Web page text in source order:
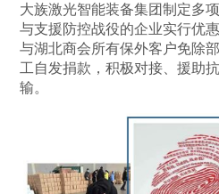
大族激光智能装备集团制定多
与支援防控战役的企业实行优
与湖北商会所有保外客户免除
工自发捐款，积极对接、援助
输。